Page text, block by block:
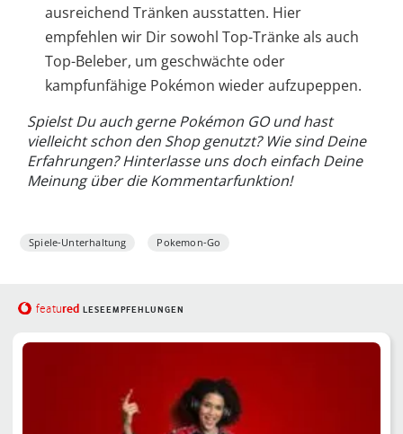
ausreichend Tränken ausstatten. Hier
empfehlen wir Dir sowohl Top-Tränke als auch
Top-Beleber, um geschwächte oder
kampfunfähige Pokémon wieder aufzupeppen.
Spielst Du auch gerne Pokémon GO und hast
vielleicht schon den Shop genutzt? Wie sind Deine
Erfahrungen? Hinterlasse uns doch einfach Deine
Meinung über die Kommentarfunktion!
Spiele-Unterhaltung Pokemon-Go
featured LESEEMPFEHLUNGEN